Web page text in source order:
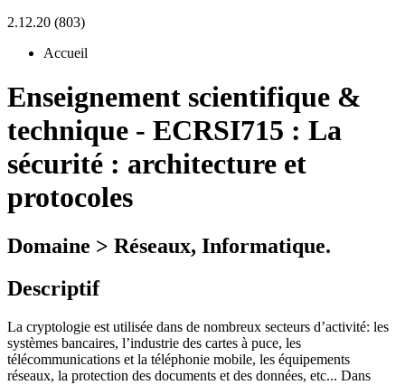
2.12.20 (803)
Accueil
Enseignement scientifique &
technique - ECRSI715 : La
sécurité : architecture et
protocoles
Domaine > Réseaux, Informatique.
Descriptif
La cryptologie est utilisée dans de nombreux secteurs d’activité: les
systèmes bancaires, l’industrie des cartes à puce, les
télécommunications et la téléphonie mobile, les équipements
réseaux, la protection des documents et des données, etc... Dans